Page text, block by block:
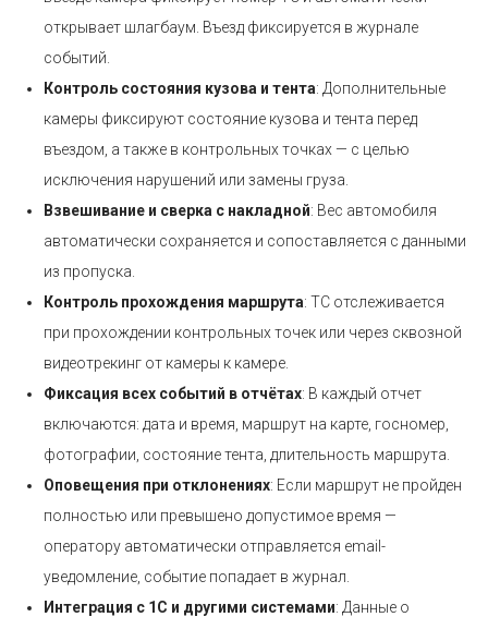
открывает шлагбаум. Въезд фиксируется в журнале
событий.
Контроль состояния кузова и тента: Дополнительные
камеры фиксируют состояние кузова и тента перед
въездом, а также в контрольных точках — с целью
исключения нарушений или замены груза.
Взвешивание и сверка с накладной: Вес автомобиля
автоматически сохраняется и сопоставляется с данными
из пропуска.
Контроль прохождения маршрута: ТС отслеживается
при прохождении контрольных точек или через сквозной
видеотрекинг от камеры к камере.
Фиксация всех событий в отчётах: В каждый отчет
включаются: дата и время, маршрут на карте, госномер,
фотографии, состояние тента, длительность маршрута.
Оповещения при отклонениях: Если маршрут не пройден
полностью или превышено допустимое время —
оператору автоматически отправляется email-
уведомление, событие попадает в журнал.
Интеграция с 1С и другими системами: Данные о